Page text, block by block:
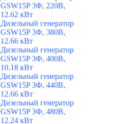
GSW15P 3Ф, 220В,
12.62 кВт
Дизельный генератор
GSW15P 3Ф, 380В,
12.66 кВт
Дизельный генератор
GSW15P 3Ф, 400В,
10.18 кВт
Дизельный генератор
GSW15P 3Ф, 440В,
12.66 кВт
Дизельный генератор
GSW15P 3Ф, 480В,
12.24 кВт